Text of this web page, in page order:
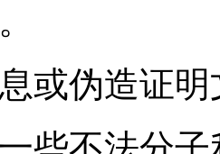
或伪造证明